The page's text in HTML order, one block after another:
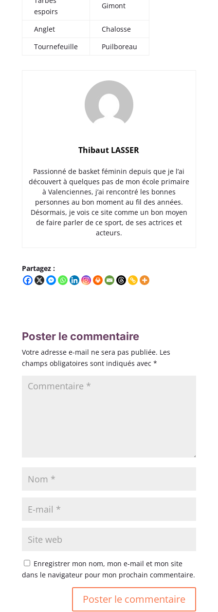
espoirs
Gimont
Anglet
Chalosse
Tournefeuille
Puilboreau
Thibaut LASSER
Passionné de basket féminin depuis que je l’ai
découvert à quelques pas de mon école primaire
à Valenciennes, j’ai rencontré les bonnes
personnes au bon moment au fil des années.
Désormais, je vois ce site comme un bon moyen
de faire parler de ce sport, de ses actrices et
acteurs.
Partagez :
Poster le commentaire
Votre adresse e-mail ne sera pas publiée. Les
champs obligatoires sont indiqués avec *
Enregistrer mon nom, mon e-mail et mon site
dans le navigateur pour mon prochain commentaire.